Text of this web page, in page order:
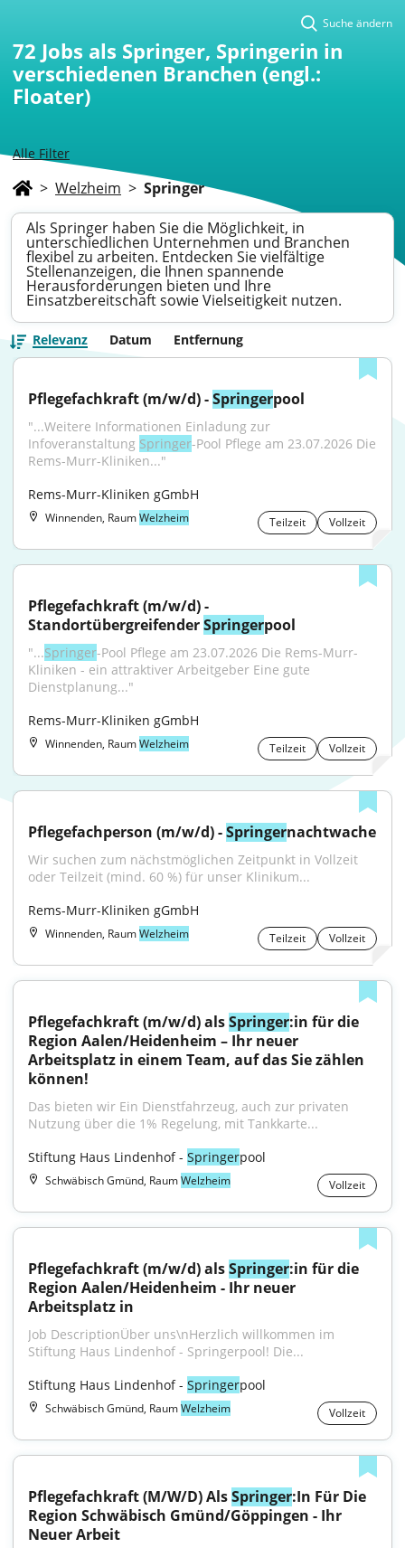
Alle Filter
Suche ändern
72 Jobs als Springer, Springerin in
verschiedenen Branchen (engl.:
Floater)
> Welzheim > Springer
Als Springer haben Sie die Möglichkeit, in
unterschiedlichen Unternehmen und Branchen
flexibel zu arbeiten. Entdecken Sie vielfältige
Stellenanzeigen, die Ihnen spannende
Herausforderungen bieten und Ihre
Einsatzbereitschaft sowie Vielseitigkeit nutzen.
Relevanz Datum Entfernung
Pflegefachkraft (m/w/d) - Springerpool
"...Weitere Informationen Einladung zur
Infoveranstaltung Springer-Pool Pflege am 23.07.2026 Die
Rems-Murr-Kliniken..."
Rems-Murr-Kliniken gGmbH
Winnenden, RaumWelzheim Teilzeit Vollzeit
Pflegefachkraft (m/w/d) -
Standortübergreifender Springerpool
"...Springer-Pool Pflege am 23.07.2026 Die Rems-Murr-
Kliniken - ein attraktiver Arbeitgeber Eine gute
Dienstplanung..."
Rems-Murr-Kliniken gGmbH
Winnenden, RaumWelzheim Teilzeit Vollzeit
Pflegefachperson (m/w/d) - Springernachtwache
Wir suchen zum nächstmöglichen Zeitpunkt in Vollzeit
oder Teilzeit (mind. 60 %) für unser Klinikum...
Rems-Murr-Kliniken gGmbH
Winnenden, RaumWelzheim Teilzeit Vollzeit
Pflegefachkraft (m/w/d) als Springer:in für die
Region Aalen/Heidenheim – Ihr neuer
Arbeitsplatz in einem Team, auf das Sie zählen
können!
Das bieten wir Ein Dienstfahrzeug, auch zur privaten
Nutzung über die 1% Regelung, mit Tankkarte...
Stiftung Haus Lindenhof - Springerpool
Schwäbisch Gmünd, RaumWelzheim Vollzeit
Pflegefachkraft (m/w/d) als Springer:in für die
Region Aalen/Heidenheim - Ihr neuer
Arbeitsplatz in
Job DescriptionÜber uns\nHerzlich willkommen im
Stiftung Haus Lindenhof - Springerpool! Die...
Stiftung Haus Lindenhof - Springerpool
Schwäbisch Gmünd, RaumWelzheim Vollzeit
Pflegefachkraft (M/W/D) Als Springer:In Für Die
Region Schwäbisch Gmünd/Göppingen - Ihr
Neuer Arbeit